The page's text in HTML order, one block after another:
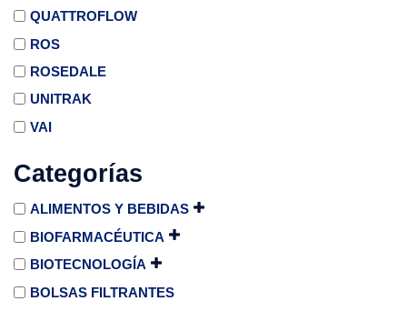
QUATTROFLOW
ROS
ROSEDALE
UNITRAK
VAI
Categorías
ALIMENTOS Y BEBIDAS
BIOFARMACÉUTICA
BIOTECNOLOGÍA
BOLSAS FILTRANTES